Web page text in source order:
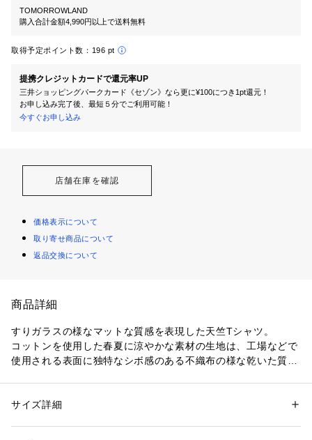
TOMORROWLAND
購入合計金額4,990円以上で送料無料
取得予定ポイント数： 196 pt
提携クレジットカードで還元率UP
三井ショッピングパークカード《セゾン》なら更に¥100につき1pt還元！
お申し込み完了後、最短５分でご利用可能！
今すぐお申し込み
店舗在庫を確認
価格表示について
取り寄せ商品について
返品交換について
商品詳細
すりガラスの様なマットな質感を表現した天竺Tシャツ。
コットンを使用した春夏に涼やかな素材の生地は、工場などで
使用される表面に独特なシボ感のある不織布の様な乾いた質感
に。性別：レディース
素材：コットン100％
サイズ詳細